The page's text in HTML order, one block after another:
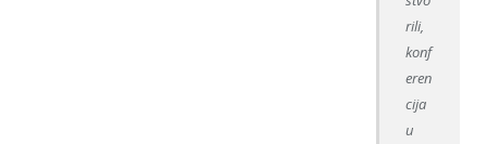
rili,
konf
eren
cija
u